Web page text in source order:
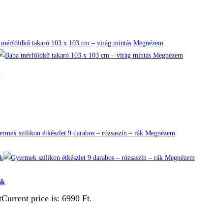
Megnézem
Megnézem
Megnézem
Megnézem
Current price is: 6990 Ft.